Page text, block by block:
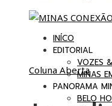
INÍCO
EDITORIAL
VOZES
MINAS
PANORAMA
BELO
Coluna Aberta